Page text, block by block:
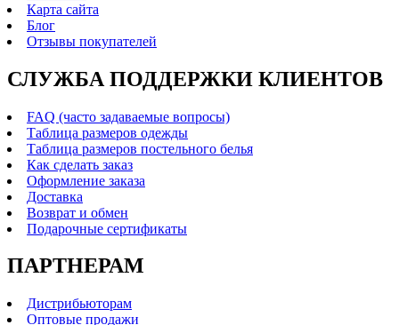
Карта сайта
Блог
Отзывы покупателей
СЛУЖБА ПОДДЕРЖКИ КЛИЕНТОВ
FAQ (часто задаваемые вопросы)
Таблица размеров одежды
Таблица размеров постельного белья
Как сделать заказ
Оформление заказа
Доставка
Возврат и обмен
Подарочные сертификаты
ПАРТНЕРАМ
Дистрибьюторам
Оптовые продажи